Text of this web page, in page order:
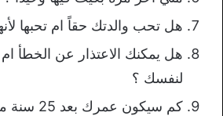
هل تحب والدتك حقاً ام تحبها
هل يمكنك الاعتذار عن الخطأ
لنفسك ؟
كم سيكون عمرك بعد 25 سنة من الآن؟